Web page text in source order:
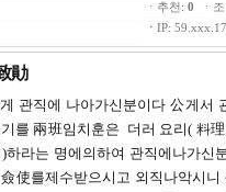
ㆍ추천: 0 ㆍ
ㆍ IP:
勛
관직에 나아가신분이다 公게서
를 兩班임치훈은 더러 요리( 料
라는 명에의하여 관직에나가신
使를제수받으시고 외직나악시